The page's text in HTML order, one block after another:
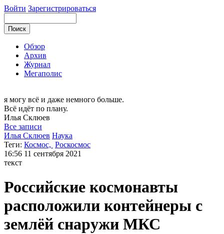
Войти Зарегистрироваться
Обзор
Архив
Журнал
Мегаполис
я могу всё и даже немного больше.
Всё идёт по плану.
Илья Склюев
Все записи
Илья Склюев Наука
Теги: Космос, Роскосмос
16:56 11 сентября 2021
текст
Российские космонавты
расположили контейнеры с
землёй снаружи МКС